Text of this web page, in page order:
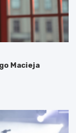
Macieja